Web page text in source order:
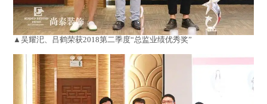
▲吴耀汜、吕鹤荣获2018第二季度“总监业绩优秀奖”